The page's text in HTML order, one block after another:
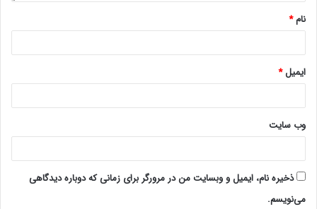
نام*
ایمیل*
وب‌ سایت
ذخیره نام، ایمیل و وبسایت من در مرورگر برای زمانی که دوباره دیدگاهی
می‌نویسم.